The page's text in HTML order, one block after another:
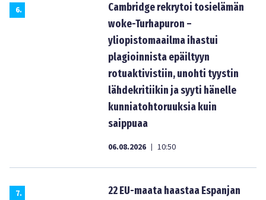
6.
Cambridge rekrytoi tosielämän
woke-Turhapuron –
yliopistomaailma ihastui
plagioinnista epäiltyyn
rotuaktivistiin, unohti tyystin
lähdekritiikin ja syyti hänelle
kunniatohtoruuksia kuin
saippuaa
06.08.2026 | 10:50
7.
22 EU-maata haastaa Espanjan